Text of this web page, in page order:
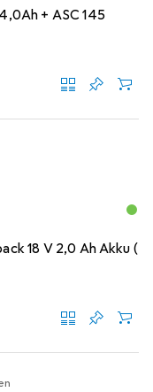
+ ASC 145
18 V 2,0 Ah Akku (